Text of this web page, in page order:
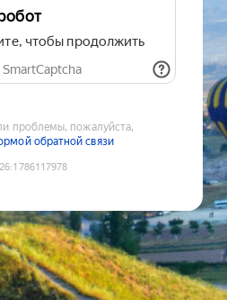
робот
чтобы продолжить
SmartCaptcha
проблемы, пожалуйста,
обратной связи
:1786117978